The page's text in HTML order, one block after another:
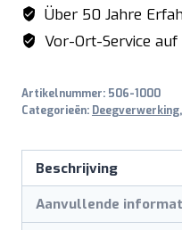
Über 50 Jahre
Vor-Ort-Service
Artikelnummer: 506-1000
Categorieën: Deegverwerking,
Beschrijving
Aanvullende